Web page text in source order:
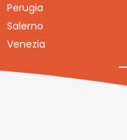
Perugia
Salerno
Venezia